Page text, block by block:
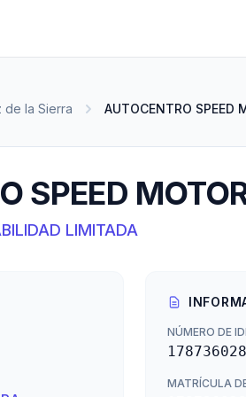
de la Sierra AUTOCENTRO SPEED
SPEED
LIMITADA
NÚMERO DE
178736028
MATRÍCULA